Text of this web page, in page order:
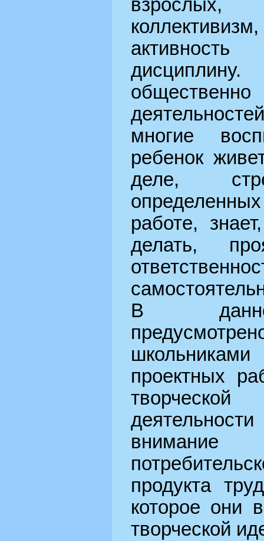
многие
ребенок
деле,
работе,
делать,
В
проектных
внимание
продукта
которое они
творческой